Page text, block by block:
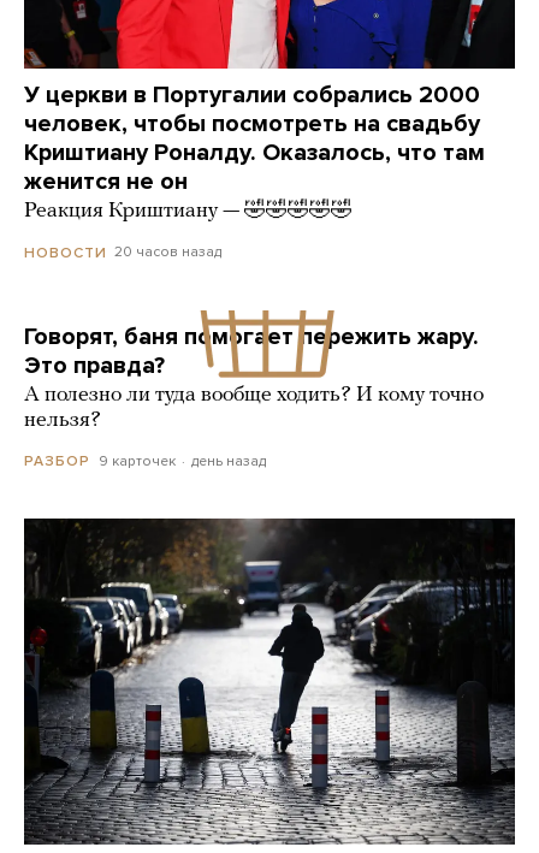
У церкви в Португалии собрались 2000
человек, чтобы посмотреть на свадьбу
Криштиану Роналду. Оказалось, что там
женится не он
Реакция Криштиану — 🤣🤣🤣🤣🤣
НОВОСТИ 20 часов назад
Говорят, баня помогает пережить жару.
Это правда?
А полезно ли туда вообще ходить? И кому точно
нельзя?
РАЗБОР 9 карточек день назад